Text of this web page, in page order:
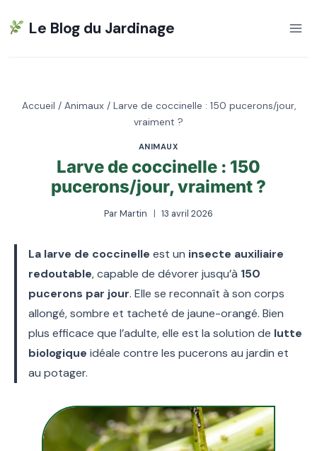
au
Le Blog du Jardinage
Accueil / Animaux / Larve de coccinelle : 150 pucerons/jour,
vraiment ?
ANIMAUX
Larve de coccinelle : 150
pucerons/jour, vraiment ?
ParMartin 13 avril 2026
La larve de coccinelle est un insecte auxiliaire
redoutable, capable de dévorer jusqu’à 150
pucerons par jour. Elle se reconnaît à son corps
allongé, sombre et tacheté de jaune-orangé. Bien
plus efficace que l’adulte, elle est la solution de lutte
biologique idéale contre les pucerons au jardin et
au potager.